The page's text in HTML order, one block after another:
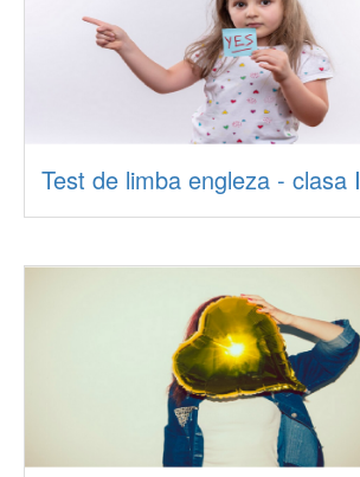
Test de limba engleza - clasa I